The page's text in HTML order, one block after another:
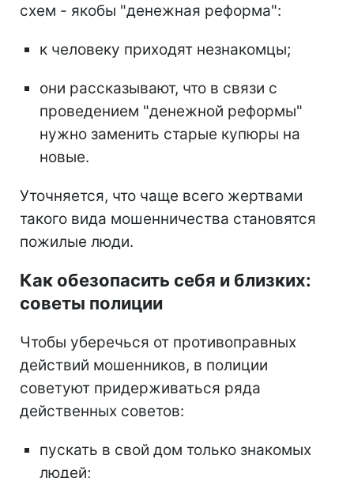
схем - якобы "денежная реформа":
к человеку приходят незнакомцы;
они рассказывают, что в связи с
проведением "денежной реформы"
нужно заменить старые купюры на
новые.
Уточняется, что чаще всего жертвами
такого вида мошенничества становятся
пожилые люди.
Как обезопасить себя и близких:
советы полиции
Чтобы уберечься от противоправных
действий мошенников, в полиции
советуют придерживаться ряда
действенных советов:
пускать в свой дом только знакомых
людей;